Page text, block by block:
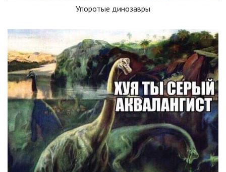
Упоротые динозавры